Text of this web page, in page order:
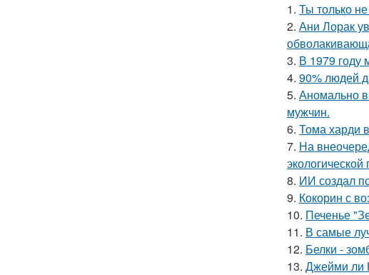
1. Ты только
2. Ани Лорак
3. В 1979 году
4. 90% людей
5. Аномально
мужчин.
6. Тома харди
7. На
экологической
8. ИИ создал
9. Кокорин с
10. Печенье
11. В самые
12. Белки -
13. Джейми ли